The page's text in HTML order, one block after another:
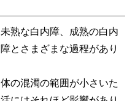
熟な白内障、成熟の白内
とさまざまな過程があり
の混濁の範囲が小さいた